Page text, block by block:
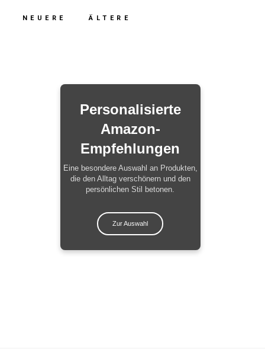
NEUERE ÄLTERE
Personalisierte
Amazon-
Empfehlungen
Eine besondere Auswahl an Produkten,
die den Alltag verschönern und den
persönlichen Stil betonen.
Zur Auswahl